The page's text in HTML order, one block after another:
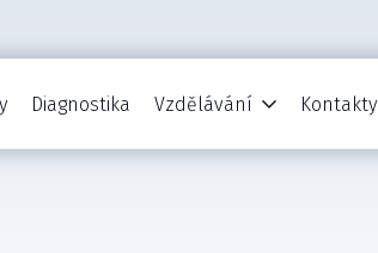
Diagnostika Vzdělávání Kontakty